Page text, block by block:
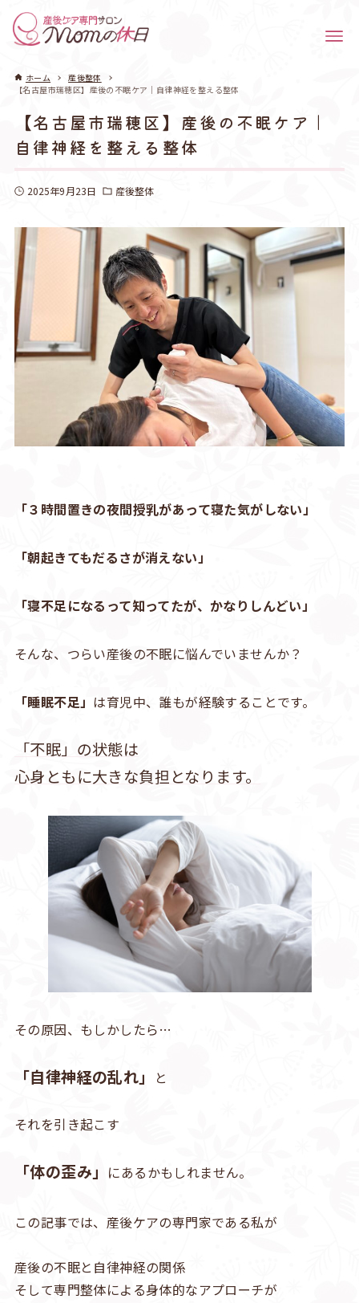
ホーム
産後整体
【名古屋市瑞穂区】産後の不眠ケア｜自律神経を整える整体
【名古屋市瑞穂区】産後の不眠ケア｜
自律神経を整える整体
2025年9月23日 産後整体
「３時間置きの夜間授乳があって寝た気がしない」
「朝起きてもだるさが消えない」
「寝不足になるって知ってたが、かなりしんどい」
そんな、つらい産後の不眠に悩んでいませんか？
「睡眠不足」 は育児中、誰もが経験することです。
「不眠」の状態は
心身ともに大きな負担となります。
その原因、もしかしたら…
「自律神経の乱れ」 と
それを引き起こす
「体の歪み」 にあるかもしれません。
この記事では、産後ケアの専門家である私が
産後の不眠と自律神経の関係
そして専門整体による身体的なアプローチが